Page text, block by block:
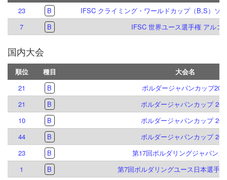
23
B
IFSC クライミング・ワールドカップ（B,S）ソ
7
B IFSC 世界ユース選手権 アルコ
国内大会
順位 種目
大会名
21
B
ボルダージャパンカップ
21
B
ボルダージャパンカップ
10
B
ボルダージャパンカップ
44
B
ボルダージャパンカップ
23
B
第17回ボルダリングジャパンカ
1
B
第7回ボルダリングユース日本選手